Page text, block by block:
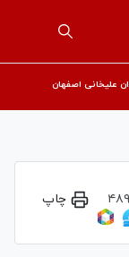
علیخانی اصفهان
چاپ